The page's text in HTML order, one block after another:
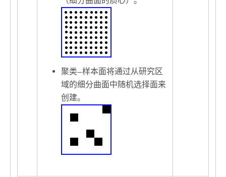
聚类—样本面将通过从研究区
域的细分曲面中随机选择面来
创建。